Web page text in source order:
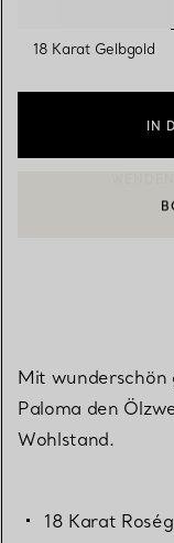
18 Karat Gelbgold
IN
EINEN
Mit
Paloma den
Wohlstand.
18 Karat